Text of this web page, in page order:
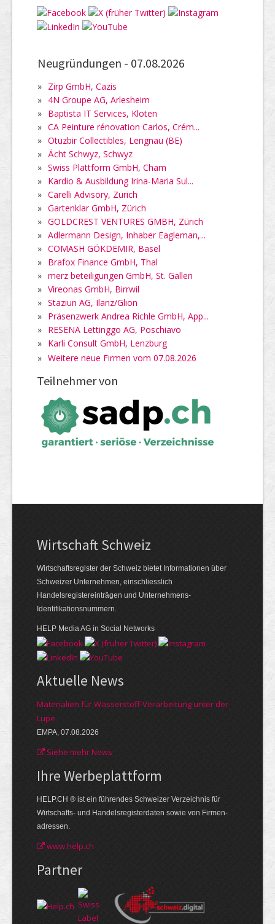
Neugründungen - 07.08.2026
» Zirp GmbH, Cazis
» 4N Groupe AG, Arlesheim
» Baptista IT Services, Kloten
» CA Peinture rénovation Carlos, Crém...
» Otuzbir Collectibles, Lengnau (BE)
» Ächt Schwyz, Schwyz
» Swiss Plattform GmbH, Cham
» Kardio & Ausbildung Irina-Maria Sul...
» Carelli Advisory, Zürich
» Gartenklar GmbH, Zürich
» GOLDCREST VENTURES GMBH, Zürich
» Adlermann Design, Inhaber Eagleman,...
» COMASH GÖKDEMIR, Basel
» Brafox Finance GmbH, Thal
» merz beteiligungen GmbH, St. Gallen
» Vireonas GmbH, Birrwil
» Staziun AG, Ilanz/Glion
» Präsenzwerk Andrea Richle GmbH, App...
» RESENA Lettinggo AG, Poschiavo
» Karli Consult GmbH, Lenzburg
» Weitere neue Firmen vom 07.08.2026
Teilnehmer von
Wirtschaft Schweiz
Wirtschaftsregister der Schweiz bietet Informationen über
Schweizer Unternehmen, einschliesslich
Handelsregistereinträgen und Unternehmens-
Identifikationsnummern.
HELP Media AG in Social Networks
Aktuelle News
Materialien für Wasserstoff-Verarbeitung unter der
Lupe
EMPA, 07.08.2026
Siehe mehr News
Ihre Werbe­plattform
HELP.CH ® ist ein führendes Schweizer Verzeichnis für
Wirtschafts- und Handelsregisterdaten sowie von Firmen­
adressen.
www.help.ch
Partner